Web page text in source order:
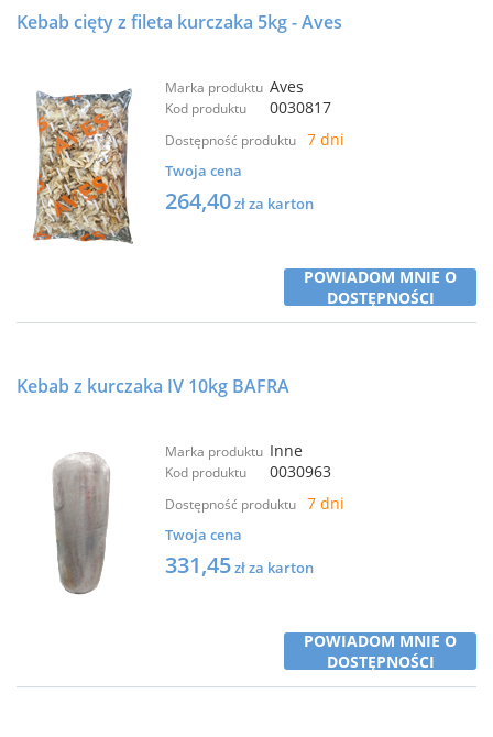
Kebab cięty z fileta kurczaka 5kg - Aves
Marka produktu Aves
Kod produktu 0030817
Dostępność produktu 7 dni
Twoja cena
264,40zł za karton
POWIADOM MNIE O
DOSTĘPNOŚCI
Kebab z kurczaka IV 10kg BAFRA
Marka produktu Inne
Kod produktu 0030963
Dostępność produktu 7 dni
Twoja cena
331,45zł za karton
POWIADOM MNIE O
DOSTĘPNOŚCI